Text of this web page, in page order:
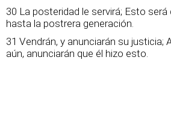
30 La posteridad le servirá; Esto
hasta la postrera generación.
31 Vendrán, y anunciarán su justicia;
aún, anunciarán que él hizo esto.